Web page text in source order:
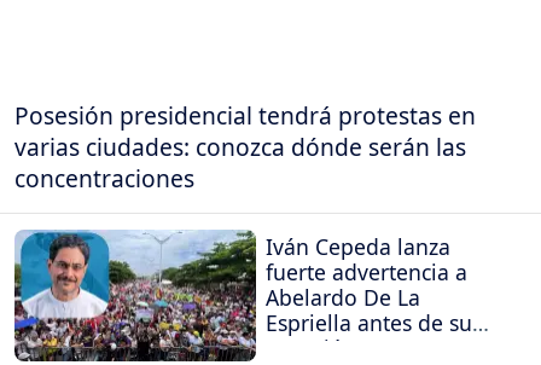
Posesión presidencial tendrá protestas en
varias ciudades: conozca dónde serán las
concentraciones
Iván Cepeda lanza
fuerte advertencia a
Abelardo De La
Espriella antes de su
posesión